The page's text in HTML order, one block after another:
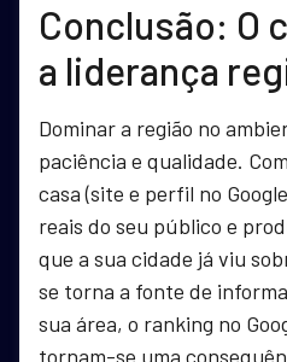
Conclusão: O
a liderança
Dominar a região no
paciência e qualidade.
casa (site e perfil no
reais do seu público e
que a sua cidade já viu
se torna a fonte de
sua área, o ranking no
tornam-se uma